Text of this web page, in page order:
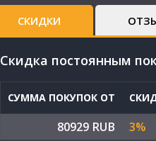
СКИДКИ
Cкидка постоянным
СУММА ПОКУПОК ОТ
80929 RUB
3%